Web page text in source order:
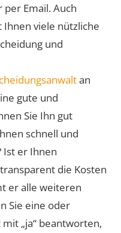
Email. Auch
Ihnen viele nützliche
und
an
gute und
Sie Ihn gut
schnell und
Ist er Ihnen
die Kosten
er alle weiteren
Sie eine oder
„ja“ beantworten,